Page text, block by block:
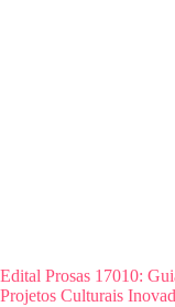
Edital Prosas 17010:
Projetos Culturais